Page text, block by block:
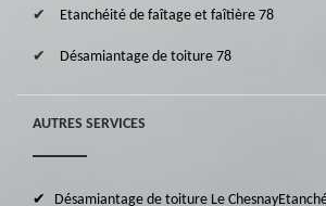
Etanchéité de faîtage et faîtière 78
Désamiantage de toiture 78
AUTRES SERVICES
Désamiantage de toiture Le Chesnay